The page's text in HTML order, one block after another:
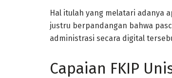
Hal itulah yang melatari adanya
justru berpandangan bahwa
administrasi secara digital
Capaian FKIP